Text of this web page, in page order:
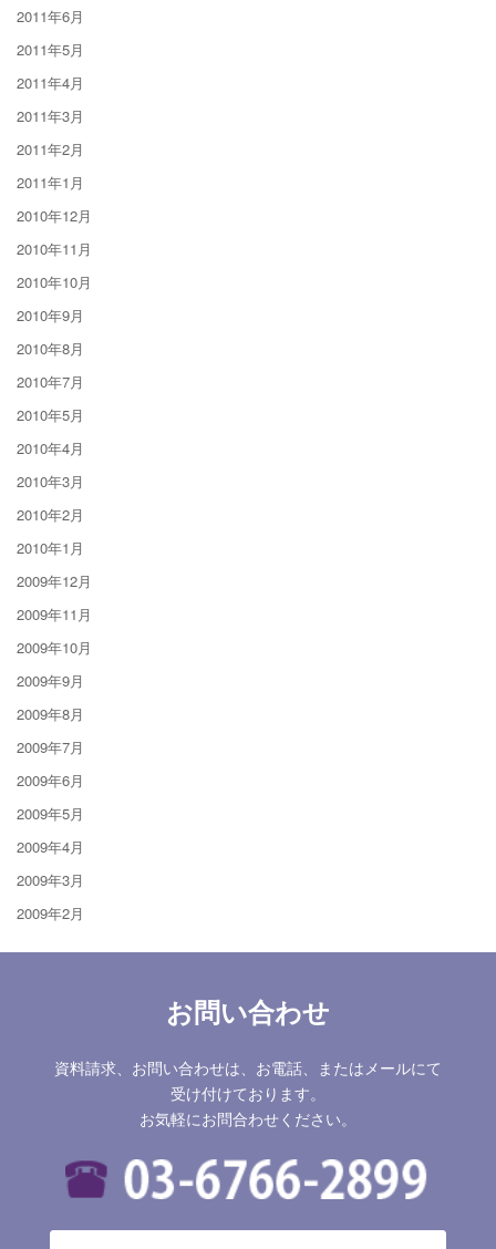
2011年6月
2011年5月
2011年4月
2011年3月
2011年2月
2011年1月
2010年12月
2010年11月
2010年10月
2010年9月
2010年8月
2010年7月
2010年5月
2010年4月
2010年3月
2010年2月
2010年1月
2009年12月
2009年11月
2009年10月
2009年9月
2009年8月
2009年7月
2009年6月
2009年5月
2009年4月
2009年3月
2009年2月
お問い合わせ
資料請求、お問い合わせは、お電話、またはメールにて
受け付けております。
お気軽にお問合わせください。